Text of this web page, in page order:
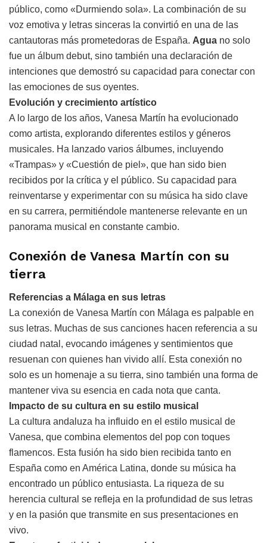
público, como «Durmiendo sola». La combinación de su
voz emotiva y letras sinceras la convirtió en una de las
cantautoras más prometedoras de España. Agua no solo
fue un álbum debut, sino también una declaración de
intenciones que demostró su capacidad para conectar con
las emociones de sus oyentes.
Evolución y crecimiento artístico
A lo largo de los años, Vanesa Martín ha evolucionado
como artista, explorando diferentes estilos y géneros
musicales. Ha lanzado varios álbumes, incluyendo
«Trampas» y «Cuestión de piel», que han sido bien
recibidos por la crítica y el público. Su capacidad para
reinventarse y experimentar con su música ha sido clave
en su carrera, permitiéndole mantenerse relevante en un
panorama musical en constante cambio.
Conexión de Vanesa Martín con su
tierra
Referencias a Málaga en sus letras
La conexión de Vanesa Martín con Málaga es palpable en
sus letras. Muchas de sus canciones hacen referencia a su
ciudad natal, evocando imágenes y sentimientos que
resuenan con quienes han vivido allí. Esta conexión no
solo es un homenaje a su tierra, sino también una forma de
mantener viva su esencia en cada nota que canta.
Impacto de su cultura en su estilo musical
La cultura andaluza ha influido en el estilo musical de
Vanesa, que combina elementos del pop con toques
flamencos. Esta fusión ha sido bien recibida tanto en
España como en América Latina, donde su música ha
encontrado un público entusiasta. La riqueza de su
herencia cultural se refleja en la profundidad de sus letras
y en la pasión que transmite en sus presentaciones en
vivo.